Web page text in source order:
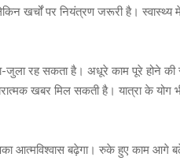
खर्चों पर नियंत्रण जरूरी है। स्वास्थ्य
जुला रह सकता है। अधूरे काम पूरे होने की
खबर मिल सकती है। यात्रा के योग
आत्मविश्वास बढ़ेगा। रुके हुए काम आगे